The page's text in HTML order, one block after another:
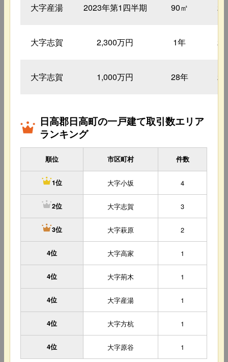
大字産湯 2023年第1四半期 90㎡
大字志賀 2,300万円 1年
大字志賀 1,000万円 28年
日高郡日高町の一戸建て取引数エリア
ランキング
順位 市区町村 件数
1位 大字小坂 4
2位 大字志賀 3
3位 大字萩原 2
4位 大字高家 1
4位 大字荊木 1
4位 大字産湯 1
4位 大字方杭 1
4位 大字原谷 1